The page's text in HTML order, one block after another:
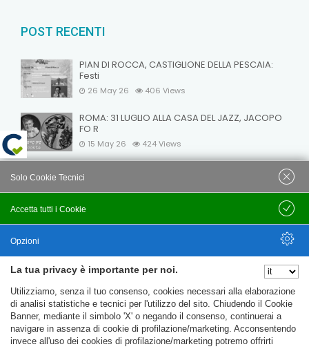
POST RECENTI
PIAN DI ROCCA, CASTIGLIONE DELLA PESCAIA:
Festi
26 May 26 406 Views
ROMA: 31 LUGLIO ALLA CASA DEL JAZZ, JACOPO
FO R
15 May 26 424Views
VELEIA: NOTTI A VELEIA 2026: OMAGGIO A DARIO
FO
© C.T.F.R. srl Compagnia Teatrale Fo Rame | All rights
reserved Uffici e Sede Legale: Loc. Santa Cristina 14 - 06024
Gubbio (PG) Partita IVA e C.F. 09781020152
La tua privacy è importante per noi.
Utilizziamo, senza il tuo consenso, cookies necessari alla elaborazione
di analisi statistiche e tecnici per l'utilizzo del sito. Chiudendo il Cookie
Banner, mediante il simbolo 'X' o negando il consenso, continuerai a
navigare in assenza di cookie di profilazione/marketing. Acconsentendo
invece all'uso dei cookies di profilazione/marketing potremo offrirti
Accetta tutti i Cookie
Solo Cookie Tecnici
Salva
Opzioni
Nascondi Opzioni